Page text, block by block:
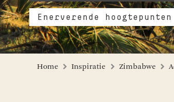
Enerverende
Home Inspiratie Zimbabwe